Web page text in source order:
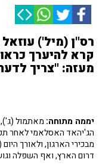
רס"ן (מיל')
קרא להיערך
מעזה: "צריך
יממה מתוחה: מאתמול
הג'יהאד האסלאמי לאחר
מבכירי הארגון, ולאורך
דרום הארץ, ואף השפלה